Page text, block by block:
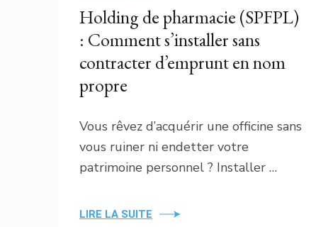
Holding de pharmacie (SPFPL)
: Comment s’installer sans
contracter d’emprunt en nom
propre
Vous rêvez d’acquérir une officine sans
vous ruiner ni endetter votre
patrimoine personnel ? Installer …
LIRE LA SUITE